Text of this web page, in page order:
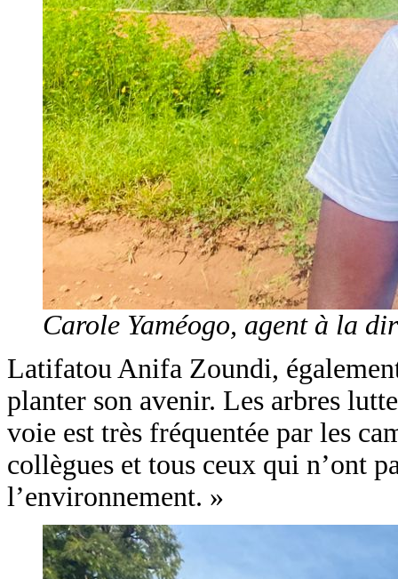
Carole Yaméogo, agent à la
Latifatou Anifa Zoundi,
planter son avenir. Les arbres
voie est très fréquentée par les
collègues et tous ceux qui n’ont
l’environnement. »